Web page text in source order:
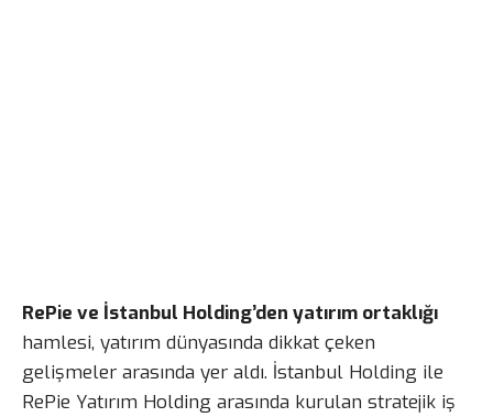
RePie ve İstanbul Holding’den yatırım ortaklığı
hamlesi, yatırım dünyasında dikkat çeken
gelişmeler arasında yer aldı. İstanbul Holding ile
RePie Yatırım Holding arasında kurulan stratejik iş